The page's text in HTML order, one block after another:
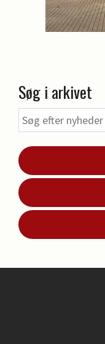
Søg i arkivet